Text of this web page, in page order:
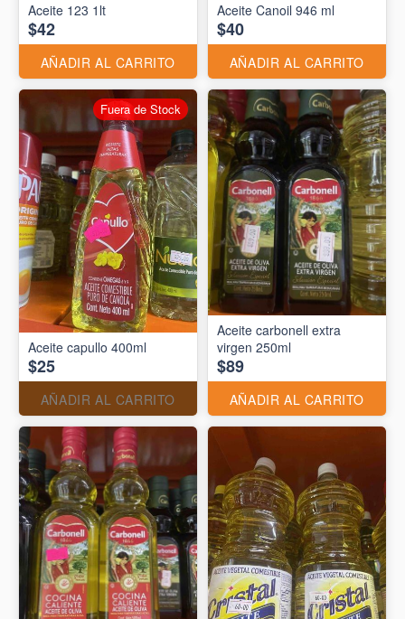
Aceite 123 1lt
$42
AÑADIR AL CARRITO
Aceite Canoil 946 ml
$40
AÑADIR AL CARRITO
Aceite capullo 400ml
$25
AÑADIR AL CARRITO
Fuera de Stock
Aceite carbonell extra
virgen 250ml
$89
AÑADIR AL CARRITO